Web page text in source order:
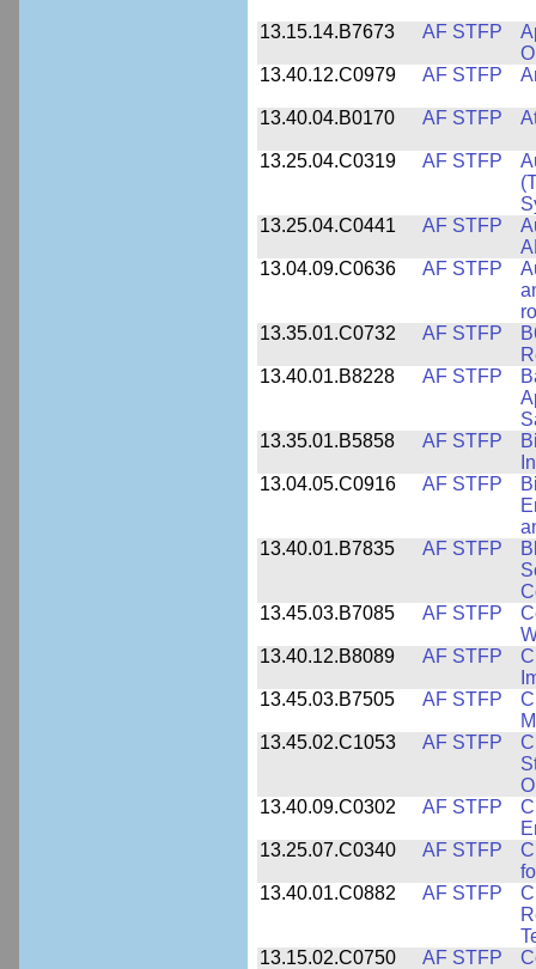
13.15.14.B7673 AF STFP
13.40.12.C0979
AF STFP
13.40.04.B0170 AF STFP
13.25.04.C0319 AF STFP
13.25.04.C0441
AF STFP
13.04.09.C0636
AF STFP
13.35.01.C0732
AF STFP
13.40.01.B8228
AF STFP
13.35.01.B5858
AF STFP
13.04.05.C0916
AF STFP
13.40.01.B7835
AF STFP
13.45.03.B7085
AF STFP
13.40.12.B8089
AF STFP
13.45.03.B7505
AF STFP
13.45.02.C1053
AF STFP
13.40.09.C0302
AF STFP
13.25.07.C0340
AF STFP
13.40.01.C0882
AF STFP
13.15.02.C0750
AF STFP